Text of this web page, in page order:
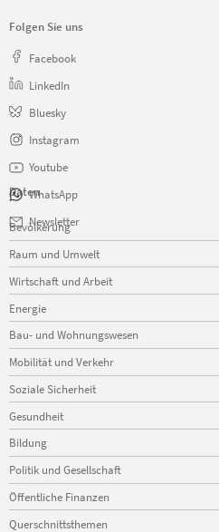
Folgen Sie uns
Facebook
LinkedIn
Bluesky
Instagram
Youtube
WhatsApp
Newsletter
Daten
Navigation
überspringen
Bevölkerung
Raum und Umwelt
Wirtschaft und Arbeit
Energie
Bau- und Wohnungswesen
Mobilität und Verkehr
Soziale Sicherheit
Gesundheit
Bildung
Politik und Gesellschaft
Öffentliche Finanzen
Querschnittsthemen